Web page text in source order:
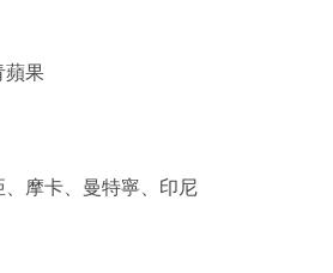
蘋果
摩卡、曼特寧、印尼